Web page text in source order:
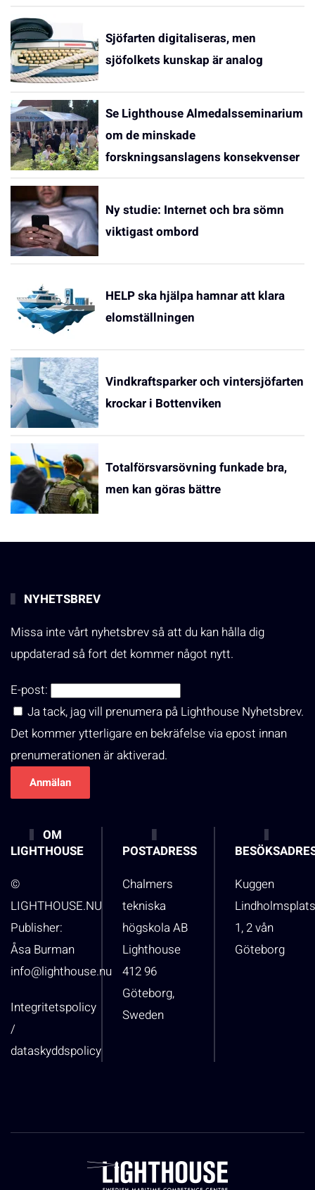
Sjöfarten digitaliseras, men
sjöfolkets kunskap är analog
Se Lighthouse Almedalsseminarium
om de minskade
forskningsanslagens konsekvenser
Ny studie: Internet och bra sömn
viktigast ombord
HELP ska hjälpa hamnar att klara
elomställningen
Vindkraftsparker och vintersjöfarten
krockar i Bottenviken
Totalförsvarsövning funkade bra,
men kan göras bättre
NYHETSBREV
Missa inte vårt nyhetsbrev så att du kan hålla dig
uppdaterad så fort det kommer något nytt.
E-post:
Ja tack, jag vill prenumera på Lighthouse Nyhetsbrev.
Det kommer ytterligare en bekräfelse via epost innan
prenumerationen är aktiverad.
OM
LIGHTHOUSE
©
LIGHTHOUSE.NU
Publisher:
Åsa Burman
info@lighthouse.nu
Integritetspolicy
/
dataskyddspolicy
POSTADRESS
Chalmers
tekniska
högskola AB
Lighthouse
412 96
Göteborg,
Sweden
Kuggen
1, 2 vån
Göteborg